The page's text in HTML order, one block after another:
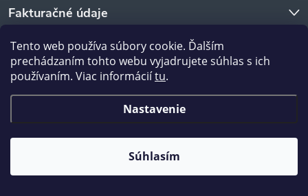
Tento web používa súbory cookie. Ďalším
prechádzaním tohto webu vyjadrujete súhlas s ich
používaním. Viac informáciítu.
Nastavenie
Súhlasím
Fakturačné údaje
O nákupe
Copyright 2026nanábytok.sk. Všetky práva vyhradené.